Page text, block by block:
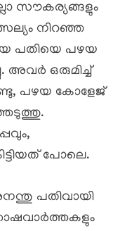
സൗകര്യങ്ങളും
നിറഞ്ഞ
പതിയെ പഴയ
അവർ ഒരുമിച്ച്
പഴയ കോളേജ്
പോലെ.
പതിവായി